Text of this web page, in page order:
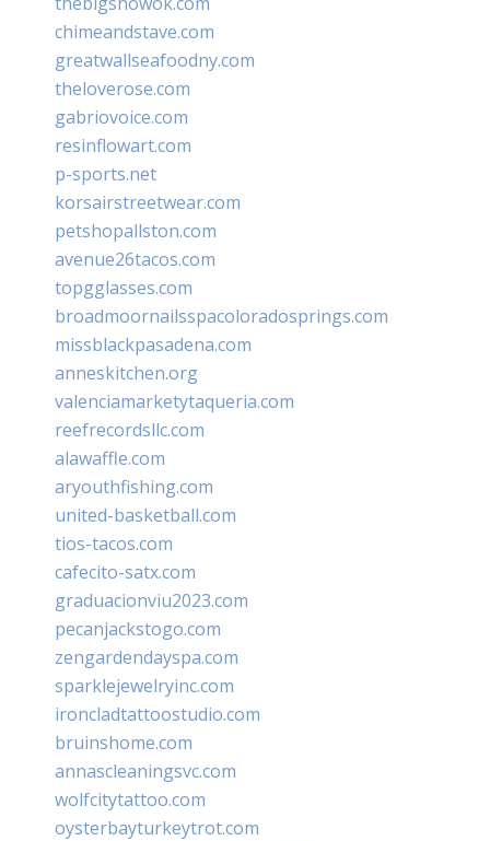
chimeandstave.com
greatwallseafoodny.com
theloverose.com
gabriovoice.com
resinflowart.com
p-sports.net
korsairstreetwear.com
petshopallston.com
avenue26tacos.com
topgglasses.com
broadmoornailsspacoloradosprings.com
missblackpasadena.com
anneskitchen.org
valenciamarketytaqueria.com
reefrecordsllc.com
alawaffle.com
aryouthfishing.com
united-basketball.com
tios-tacos.com
cafecito-satx.com
graduacionviu2023.com
pecanjackstogo.com
zengardendayspa.com
sparklejewelryinc.com
ironcladtattoostudio.com
bruinshome.com
annascleaningsvc.com
wolfcitytattoo.com
oysterbayturkeytrot.com